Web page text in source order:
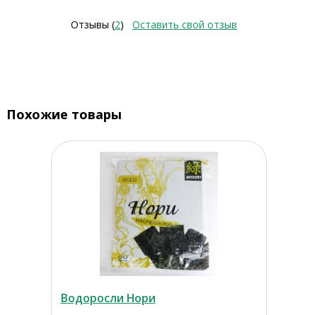
Отзывы (2) Оставить свой отзыв
Похожие товары
Водоросли Нори